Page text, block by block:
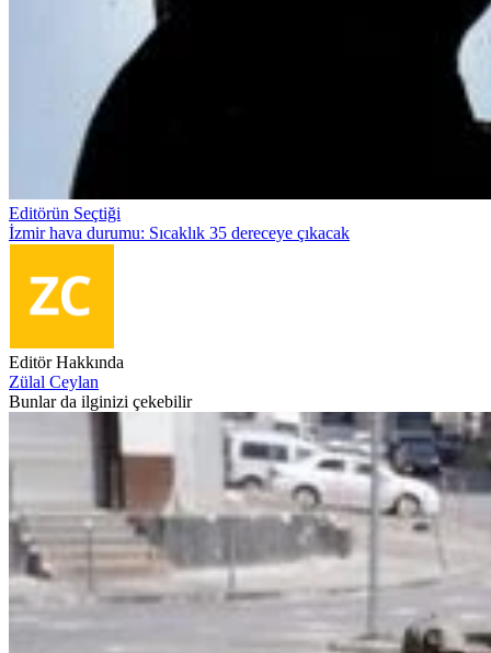
Editörün Seçtiği
İzmir hava durumu: Sıcaklık 35 dereceye çıkacak
Editör Hakkında
Zülal Ceylan
Bunlar da ilginizi çekebilir